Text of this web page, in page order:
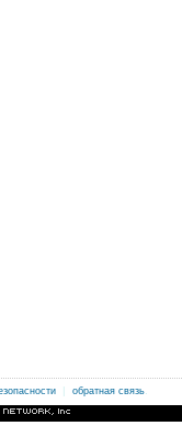
| обратная связь